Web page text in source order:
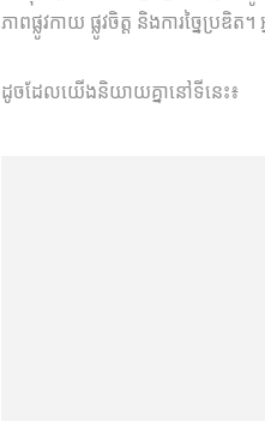
ភាព​ផ្លូវកាយ ផ្លូវចិត្ត និង​ការច្នៃប្រ
ដូច​ដែល​យើង​និយាយ​គ្នា​នៅ​ទីនេះ៖